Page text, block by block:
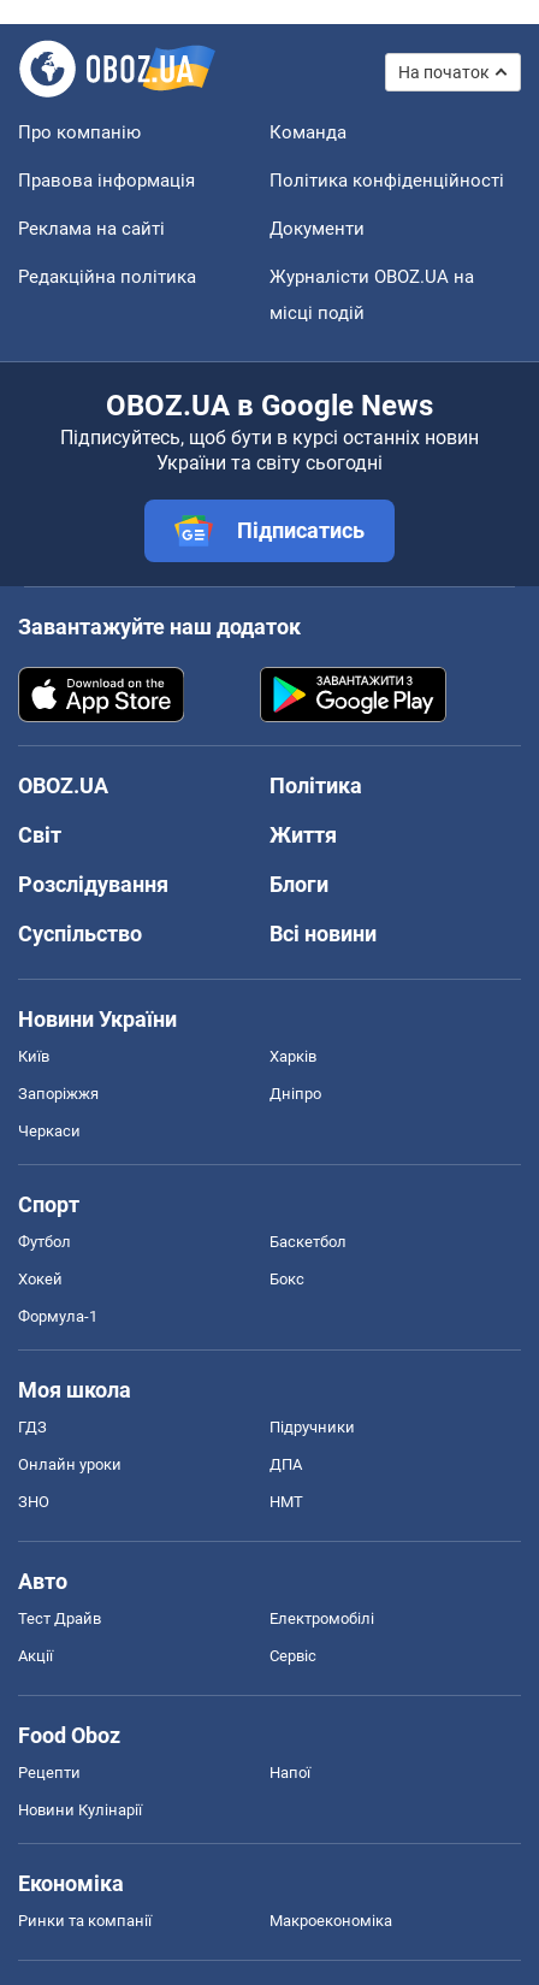
На початок
Про компанію Команда
Правова інформація Політика конфіденційності
Реклама на сайті Документи
Редакційна політика
Журналісти OBOZ.UA на
місці подій
OBOZ.UA в Google News
Підписуйтесь, щоб бути в курсі останніх новин
України та світу сьогодні
Підписатись
Завантажуйте наш додаток
OBOZ.UA
Політика
Світ
Життя
Розслідування
Блоги
Суспільство
Всі новини
Новини України
Київ Харків
Запоріжжя Дніпро
Черкаси
Спорт
Футбол Баскетбол
Хокей Бокс
Формула-1
Моя школа
ГДЗ Підручники
Онлайн уроки ДПА
ЗНО НМТ
Авто
Тест Драйв Електромобілі
Акції Сервіс
Food Oboz
Рецепти Напої
Новини Кулінарії
Економіка
Ринки та компанії Макроекономіка